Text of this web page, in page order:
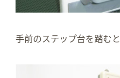
手前のステップ台を踏む